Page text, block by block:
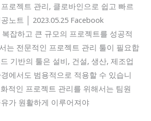
로젝트 관리, 클로바인으로 쉽고 빠르
노트 │ 2023.05.25 Facebook
잡하고 큰 규모의 프로젝트를 성공적
는 전문적인 프로젝트 관리 툴이 필요합
기반의 툴은 설비, 건설, 생산, 제조업
에서도 범용적으로 적용할 수 있습니
적인 프로젝트 관리를 위해서는 팀원
가 원활하게 이루어져야